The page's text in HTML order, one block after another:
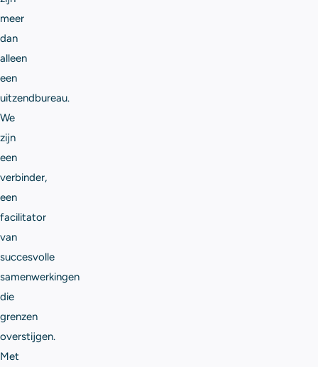
meer
dan
alleen
een
uitzendbureau.
We
zijn
een
verbinder,
een
facilitator
van
succesvolle
samenwerkingen
die
grenzen
overstijgen.
Met